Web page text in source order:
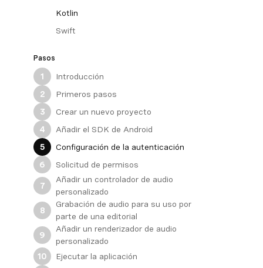
Kotlin
Swift
Pasos
1
Introducción
2
Primeros pasos
3
Crear un nuevo proyecto
4
Añadir el SDK de Android
5
Configuración de la autenticación
6
Solicitud de permisos
7
Añadir un controlador de audio
personalizado
8
Grabación de audio para su uso por
parte de una editorial
9
Añadir un renderizador de audio
personalizado
10
Ejecutar la aplicación